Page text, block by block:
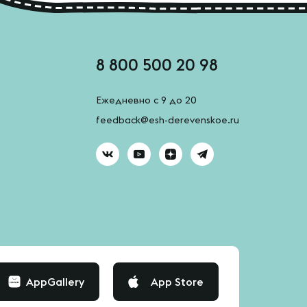
8 800 500 20 98
Ежедневно с 9 до 20
feedback@esh-derevenskoe.ru
AppGallery App Store